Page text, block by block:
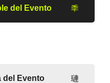
del Evento
del Evento